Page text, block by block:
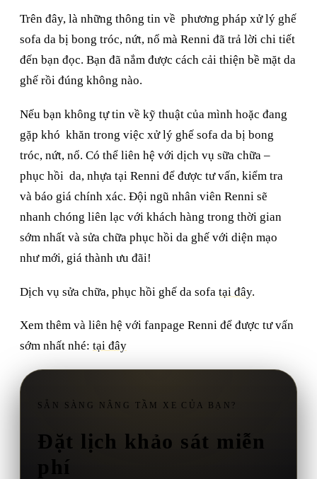
Trên đây, là những thông tin về phương pháp xử lý ghế
sofa da bị bong tróc, nứt, nổ mà Renni đã trả lời chi tiết
đến bạn đọc. Bạn đã nắm được cách cải thiện bề mặt da
ghế rồi đúng không nào.
Nếu bạn không tự tin về kỹ thuật của mình hoặc đang
gặp khó khăn trong việc xử lý ghế sofa da bị bong
tróc, nứt, nổ. Có thể liên hệ với dịch vụ sữa chữa –
phục hồi da, nhựa tại Renni để được tư vấn, kiểm tra
và báo giá chính xác. Đội ngũ nhân viên Renni sẽ
nhanh chóng liên lạc với khách hàng trong thời gian
sớm nhất và sửa chữa phục hồi da ghế với diện mạo
như mới, giá thành ưu đãi!
Dịch vụ sửa chữa, phục hồi ghế da sofa tại đây.
Xem thêm và liên hệ với fanpage Renni để được tư vấn
sớm nhất nhé: tại đây
SẴN SÀNG NÂNG TẦM XE CỦA BẠN?
Đặt lịch khảo sát miễn
phí